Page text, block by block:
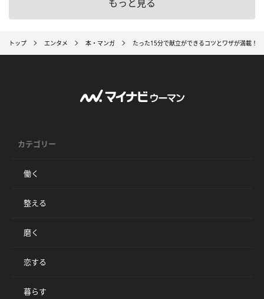
もっと見る
トップ エンタメ 本・マンガ たった15分で献立ができるコツとワザが満載！
カテゴリー
働く
整える
磨く
恋する
暮らす